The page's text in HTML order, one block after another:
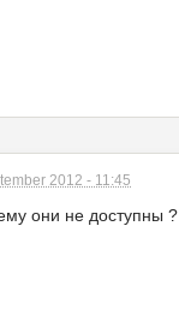
2012 - 11:45
они не доступны ?